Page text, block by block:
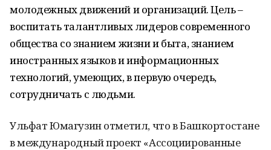
молодежных движений и организаций. Цель –
воспитать талантливых лидеров современного
общества со знанием жизни и быта, знанием
иностранных языков и информационных
технологий, умеющих, в первую очередь,
сотрудничать с людьми.
Ульфат Юмагузин отметил, что в Башкортостане
в международный проект «Ассоциированные